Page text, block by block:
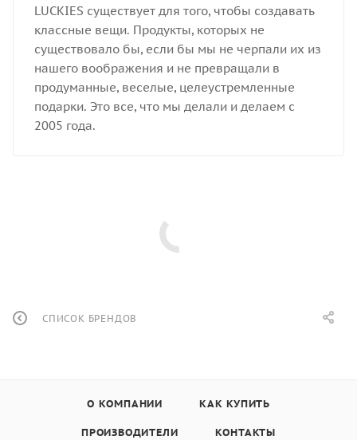
LUCKIES существует для того, чтобы создавать
классные вещи. Продукты, которых не
существовало бы, если бы мы не черпали их из
нашего воображения и не превращали в
продуманные, веселые, целеустремленные
подарки. Это все, что мы делали и делаем с
2005 года.
СПИСОК БРЕНДОВ
О КОМПАНИИ КАК КУПИТЬ
ПРОИЗВОДИТЕЛИ КОНТАКТЫ